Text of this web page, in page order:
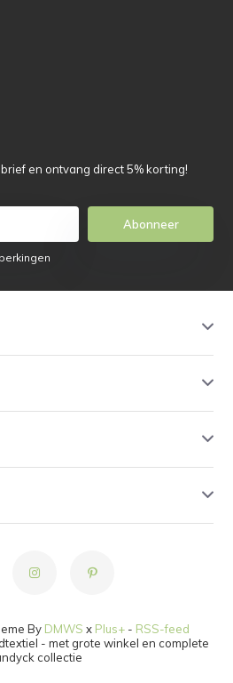
en ontvang direct 5% korting!
Abonneer
By DMWS x Plus+ - RSS-feed
- met grote winkel en complete
collectie